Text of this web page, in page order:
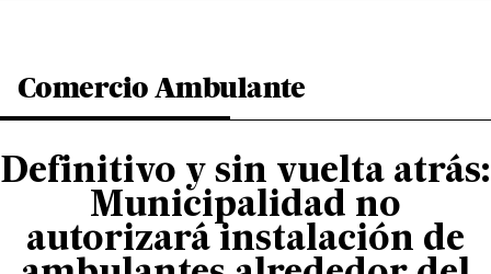
Comercio Ambulante
Definitivo y sin vuelta atrás:
Municipalidad no
autorizará instalación de